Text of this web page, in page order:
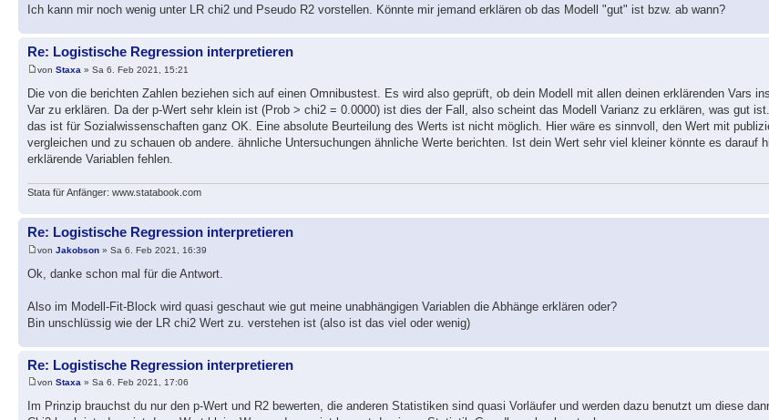
Ich kann mir noch wenig unter LR chi2 und Pseudo R2 vorstellen. Könnte mir jemand erklären ob das Modell "gut" ist bzw. ab wann?
Re: Logistische Regression interpretieren
von Staxa » Sa 6. Feb 2021, 15:21
Die von die berichten Zahlen beziehen sich auf einen Omnibustest. Es wird also geprüft, ob dein Modell mit allen deinen erklärenden Vars
Var zu erklären. Da der p-Wert sehr klein ist (Prob > chi2 = 0.0000) ist dies der Fall, also scheint das Modell Varianz zu erklären, was gut
das ist für Sozialwissenschaften ganz OK. Eine absolute Beurteilung des Werts ist nicht möglich. Hier wäre es sinnvoll, den Wert mit
vergleichen und zu schauen ob andere. ähnliche Untersuchungen ähnliche Werte berichten. Ist dein Wert sehr viel kleiner könnte es darauf
erklärende Variablen fehlen.
Stata für Anfänger: www.statabook.com
Re: Logistische Regression interpretieren
von Jakobson » Sa 6. Feb 2021, 16:39
Ok, danke schon mal für die Antwort.
Also im Modell-Fit-Block wird quasi geschaut wie gut meine unabhängigen Variablen die Abhänge erklären oder?
Bin unschlüssig wie der LR chi2 Wert zu. verstehen ist (also ist das viel oder wenig)
Re: Logistische Regression interpretieren
von Staxa » Sa 6. Feb 2021, 17:06
Im Prinzip brauchst du nur den p-Wert und R2 bewerten, die anderen Statistiken sind quasi Vorläufer und werden dazu benutzt um diese